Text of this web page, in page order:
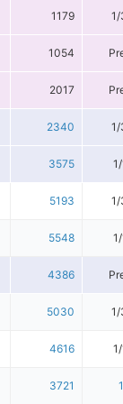
1179 1/
1054
2017
2340 1/
3575
5193 1/
5548
4386
5030 1/
4616
3721